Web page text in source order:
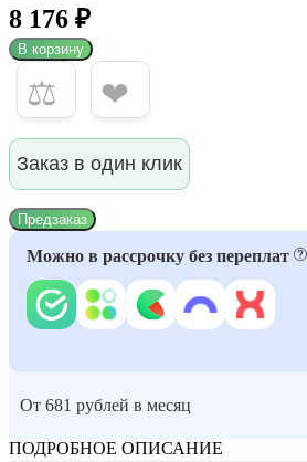
8 176 ₽
В корзину
⚖ ❤
Заказ в один клик
Предзаказ
Можно в рассрочку без переплат
От 681 рублей в месяц
ПОДРОБНОЕ ОПИСАНИЕ